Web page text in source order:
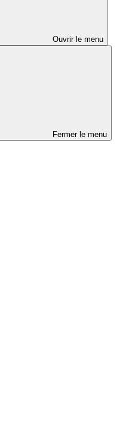
Ouvrir le menu
Fermer le menu